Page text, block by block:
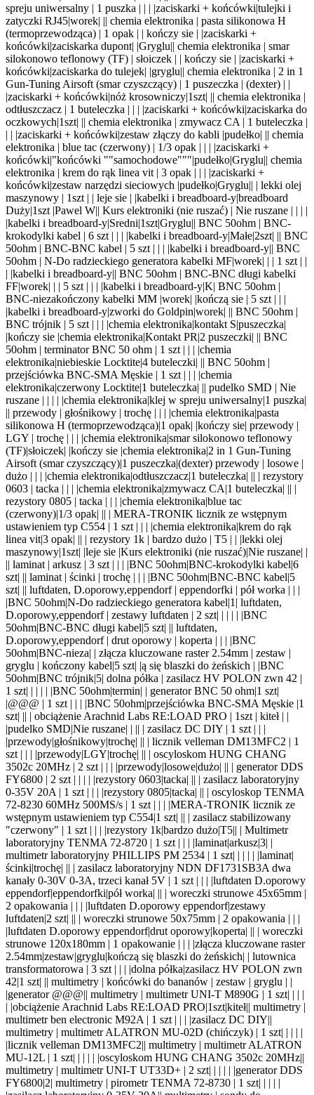
spreju uniwersalny | 1 puszka | | | |zaciskarki + końcówki|tulejki i
zatyczki RJ45|worek| || chemia elektronika | pasta silikonowa H
(termoprzewodząca) | 1 opak | | kończy sie | |zaciskarki +
końcówki|zaciskarka dupont| |Gryglu|| chemia elektronika | smar
silokonowo teflonowy (TF) | słoiczek | | kończy sie | |zaciskarki +
końcówki|zaciskarka do tulejek| |gryglu|| chemia elektronika | 2 in 1
Gun-Tuning Airsoft (smar czyszczący) | 1 puszeczka | (dexter) | |
|zaciskarki + końcówki|nóż krosowniczy|1szt| || chemia elektronika |
odtłuszczacz | 1 buteleczka | | | |zaciskarki + końcówki|zaciskarka do
oczkowych|1szt| || chemia elektronika | zmywacz CA | 1 buteleczka |
| | |zaciskarki + końcówki|zestaw złączy do kabli |pudełko| || chemia
elektronika | blue tac (czerwony) | 1/3 opak | | | |zaciskarki +
końcówki|"końcówki ""samochodowe"""|pudełko|Gryglu|| chemia
elektronika | krem do rąk linea vit | 3 opak | | | |zaciskarki +
końcówki|zestaw narzędzi sieciowych |pudełko|Gryglu|| | lekki olej
maszynowy | 1szt | | leje sie | |kabelki i breadboard-y|breadboard
Duży|1szt |Pawel W|| Kurs elektroniki (nie ruszać) | Nie ruszane | | | |
|kabelki i breadboard-y|Sredni|1szt|Gryglu|| BNC 50ohm | BNC-
krokodylki kabel | 6 szt | | | |kabelki i breadboard-y|Małe|2szt| || BNC
50ohm | BNC-BNC kabel | 5 szt | | | |kabelki i breadboard-y|| BNC
50ohm | N-Do radzieckiego generatora kabelki MF|worek| | | 1 szt | |
| |kabelki i breadboard-y|| BNC 50ohm | BNC-BNC długi kabelki
FF|worek| | | 5 szt | | | |kabelki i breadboard-y|K| BNC 50ohm |
BNC-niezakończony kabelki MM |worek| |kończą sie | 5 szt | | |
|kabelki i breadboard-y|zworki do Goldpin|worek| || BNC 50ohm |
BNC trójnik | 5 szt | | | |chemia elektronika|kontakt S|puszeczka|
|kończy sie |chemia elektronika|Kontakt PR|2 puszeczki| || BNC
50ohm | terminator BNC 50 ohm | 1 szt | | | |chemia
elektronika|niebieskie Locktite|4 buteleczki| || BNC 50ohm |
przejściówka BNC-SMA Męskie | 1 szt | | | |chemia
elektronika|czerwony Locktite|1 buteleczka| || pudelko SMD | Nie
ruszane | | | | |chemia elektronika|klej w spreju uniwersalny|1 puszka|
|| przewody | głośnikowy | trochę | | | |chemia elektronika|pasta
silikonowa H (termoprzewodząca)|1 opak| |kończy sie| przewody |
LGY | trochę | | | |chemia elektronika|smar silokonowo teflonowy
(TF)|słoiczek| |kończy sie |chemia elektronika|2 in 1 Gun-Tuning
Airsoft (smar czyszczący)|1 puszeczka|(dexter) przewody | losowe |
dużo | | | |chemia elektronika|odtłuszczacz|1 buteleczka| || | rezystory
0603 | tacka | | | |chemia elektronika|zmywacz CA|1 buteleczka| || |
rezystory 0805 | tacka | | | |chemia elektronika|blue tac
(czerwony)|1/3 opak| || | MERA-TRONIK licznik ze wstępnym
ustawieniem typ C554 | 1 szt | | | |chemia elektronika|krem do rąk
linea vit|3 opak| || | rezystory 1k | bardzo dużo | T5 | | |lekki olej
maszynowy|1szt| |leje sie |Kurs elektroniki (nie ruszać)|Nie ruszane| |
|| laminat | arkusz | 3 szt | | | |BNC 50ohm|BNC-krokodylki kabel|6
szt| || laminat | ścinki | trochę | | | |BNC 50ohm|BNC-BNC kabel|5
szt| || luftdaten, D.oporowy,eppendorf | eppendorfki | pół worka | | |
|BNC 50ohm|N-Do radzieckiego generatora kabel|1 | luftdaten,
D.oporowy,eppendorf | zestawy luftdaten | 2 szt| | | | | |BNC
50ohm|BNC-BNC długi kabel|5 szt| || luftdaten,
D.oporowy,eppendorf | drut oporowy | koperta | | | |BNC
50ohm|BNC-nieza| | złącza kluczowane raster 2.54mm | zestaw |
gryglu | kończony kabel|5 szt| |ą się blaszki do żeńskich | |BNC
50ohm|BNC trójnik|5| dolna półka | zasilacz HV POLON zwn 42 |
1 szt| | | | | |BNC 50ohm|termin| | generatorBNC 50 ohm|1 szt|
|@@@ | 1 szt | | | |BNC 50ohm|przejściówka BNC-SMA Męskie |1
szt| || | obciążenie Arachnid Labs RE:LOAD PRO | 1szt | kiteł | |
|pudelko SMD|Nie ruszane| | || | zasilacz DC DIY | 1 szt | | |
|przewody|głośnikowy|trochę| || | licznik velleman DM13MFC2 | 1
szt | | | |przewody|LGY|trochę| || | oscyloskom HUNG CHANG
3502c 20MHz | 2 szt | | | |przewody|losowe|dużo| || | generator DDS
FY6800 | 2 szt | | | | |rezystory 0603|tacka| || | zasilacz laboratoryjny
0-35V 20A | 1 szt | | | |rezystory 0805|tacka| || | oscyloskop TENMA
72-8230 60MHz 500MS/s | 1 szt | | | |MERA-TRONIK licznik ze
wstępnym ustawieniem typ C554|1 szt| || | zasilacz stabilizowany
"czerwony" | 1 szt | | | |rezystory 1k|bardzo dużo|T5|| | Multimetr
laboratoryjny TENMA 72-8720 | 1 szt | | | |laminat|arkusz|3| |
multimetr laboratoryjny PHILLIPS PM 2534 | 1 szt| | | | | |laminat|
ścinki|trochę| || | zasilacz laboratoryjny NDN DF1731SB3A dwa
kanały 0-30V 0-3A, trzeci kanał 5V | 1 szt | | | |luftdaten D.oporowy
eppendorf|eppendorfki|pół worka| || | woreczki strunowe 45x65mm |
2 opakowania | | | |luftdaten D.oporowy eppendorf|zestawy
luftdaten|2 szt| || | woreczki strunowe 50x75mm | 2 opakowania | | |
|luftdaten D.oporowy eppendorf|drut oporowy|koperta| || | woreczki
strunowe 120x180mm | 1 opakowanie | | | |złącza kluczowane raster
2.54mm|zestaw|gryglu|kończą się blaszki do żeńskich| | lutownica
transformatorowa | 3 szt | | | |dolna półka|zasilacz HV POLON zwn
42|1 szt| || multimetry | końcówki do bananów | zestaw | gryglu | |
|generator @@@|| multimetry | multimetr UNI-T M890G | 1 szt| | | |
| |obciążenie Arachnid Labs RE:LOAD PRO|1szt|kiteł|| multimetry |
multimetr ben electronic M92A | 1 szt | | | |zasilacz DC DIY||
multimetry | multimetr ALATRON MU-02D (chińczyk) | 1 szt| | | | |
|licznik velleman DM13MFC2|| multimetry | multimetr ALATRON
MU-12L | 1 szt| | | | | |oscyloskom HUNG CHANG 3502c 20MHz||
multimetry | multimetr UNI-T UT33D+ | 2 szt| | | | | |generator DDS
FY6800|2| multimetry | pirometr TENMA 72-8730 | 1 szt| | | | |